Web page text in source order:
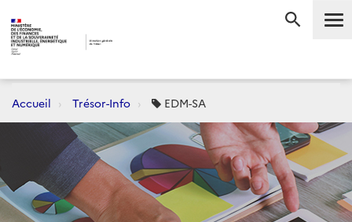
Accueil Trésor-Info EDM-SA